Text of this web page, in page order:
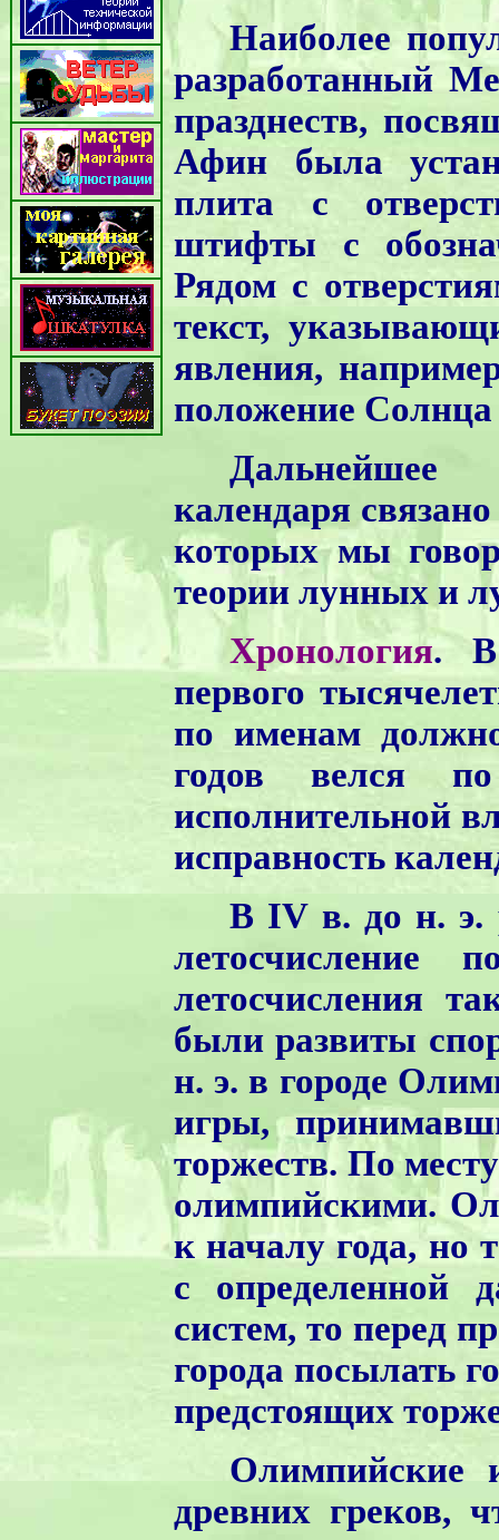
Наиболее
разработанный
празднеств,
Афин была
плита с
штифты с
Рядом с
текст,
явления,
положение Солнца
Дальнейшее
календаря
которых мы
теории лунных и
Хронология. В
первого
по именам
годов велся
исполнительной
исправность
В IV в. до н. э.
летосчисление
летосчисления
были развиты
н. э. в городе
игры,
торжеств. По
олимпийскими.
к началу года, но
с определенной
систем, то перед
города посылать
предстоящих
Олимпийские
древних греков,